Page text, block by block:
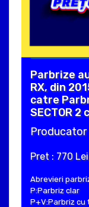
Parbrize
RX, din
catre
SECTOR
Producator
Pret : 770 Lei
Abrevieri
P:Parbriz clar
P+V:Parbriz cu